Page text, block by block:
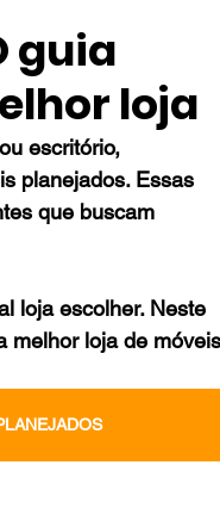
guia
loja
escritório,
planejados. Essas
que buscam
loja escolher. Neste
melhor loja de móveis